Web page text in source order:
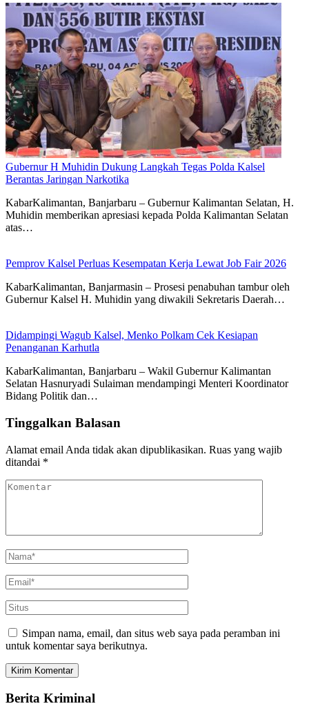
Gubernur H Muhidin Dukung Langkah Tegas Polda Kalsel
Berantas Jaringan Narkotika
KabarKalimantan, Banjarbaru – Gubernur Kalimantan Selatan, H.
Muhidin memberikan apresiasi kepada Polda Kalimantan Selatan
atas…
Pemprov Kalsel Perluas Kesempatan Kerja Lewat Job Fair 2026
KabarKalimantan, Banjarmasin – Prosesi penabuhan tambur oleh
Gubernur Kalsel H. Muhidin yang diwakili Sekretaris Daerah…
Didampingi Wagub Kalsel, Menko Polkam Cek Kesiapan
Penanganan Karhutla
KabarKalimantan, Banjarbaru – Wakil Gubernur Kalimantan
Selatan Hasnuryadi Sulaiman mendampingi Menteri Koordinator
Bidang Politik dan…
Tinggalkan Balasan
Alamat email Anda tidak akan dipublikasikan. Ruas yang wajib
ditandai *
Simpan nama, email, dan situs web saya pada peramban ini
untuk komentar saya berikutnya.
Berita Kriminal